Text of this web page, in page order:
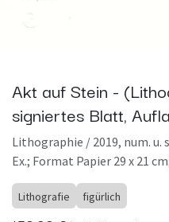
Akt auf Stein -
signiertes Blatt,
Lithographie / 2019, num.
Ex.; Format Papier 29 x 21
Lithografie figürlich